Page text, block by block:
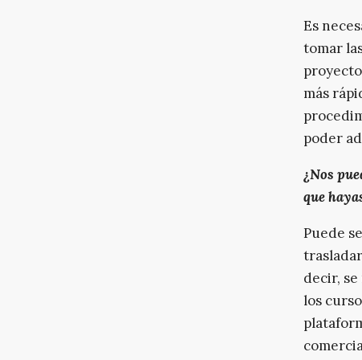
Es
tomar
más
poder
¿Nos
que
Puede
decir,
los